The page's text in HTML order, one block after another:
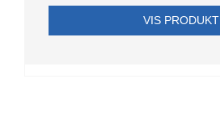
VIS PRODUKT